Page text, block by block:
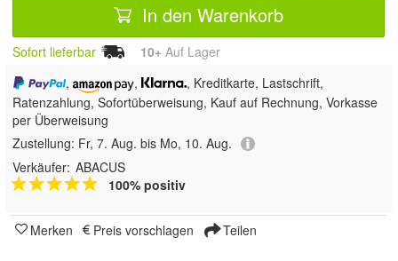
In den Warenkorb
Sofort lieferbar 10+ Auf Lager
,
,
, Kreditkarte, Lastschrift,
Ratenzahlung, Sofortüberweisung, Kauf auf Rechnung, Vorkasse
per Überweisung
Zustellung: Fr, 7. Aug. bis Mo, 10. Aug.
Verkäufer: ABACUS
100% positiv
Merken Preis vorschlagen Teilen